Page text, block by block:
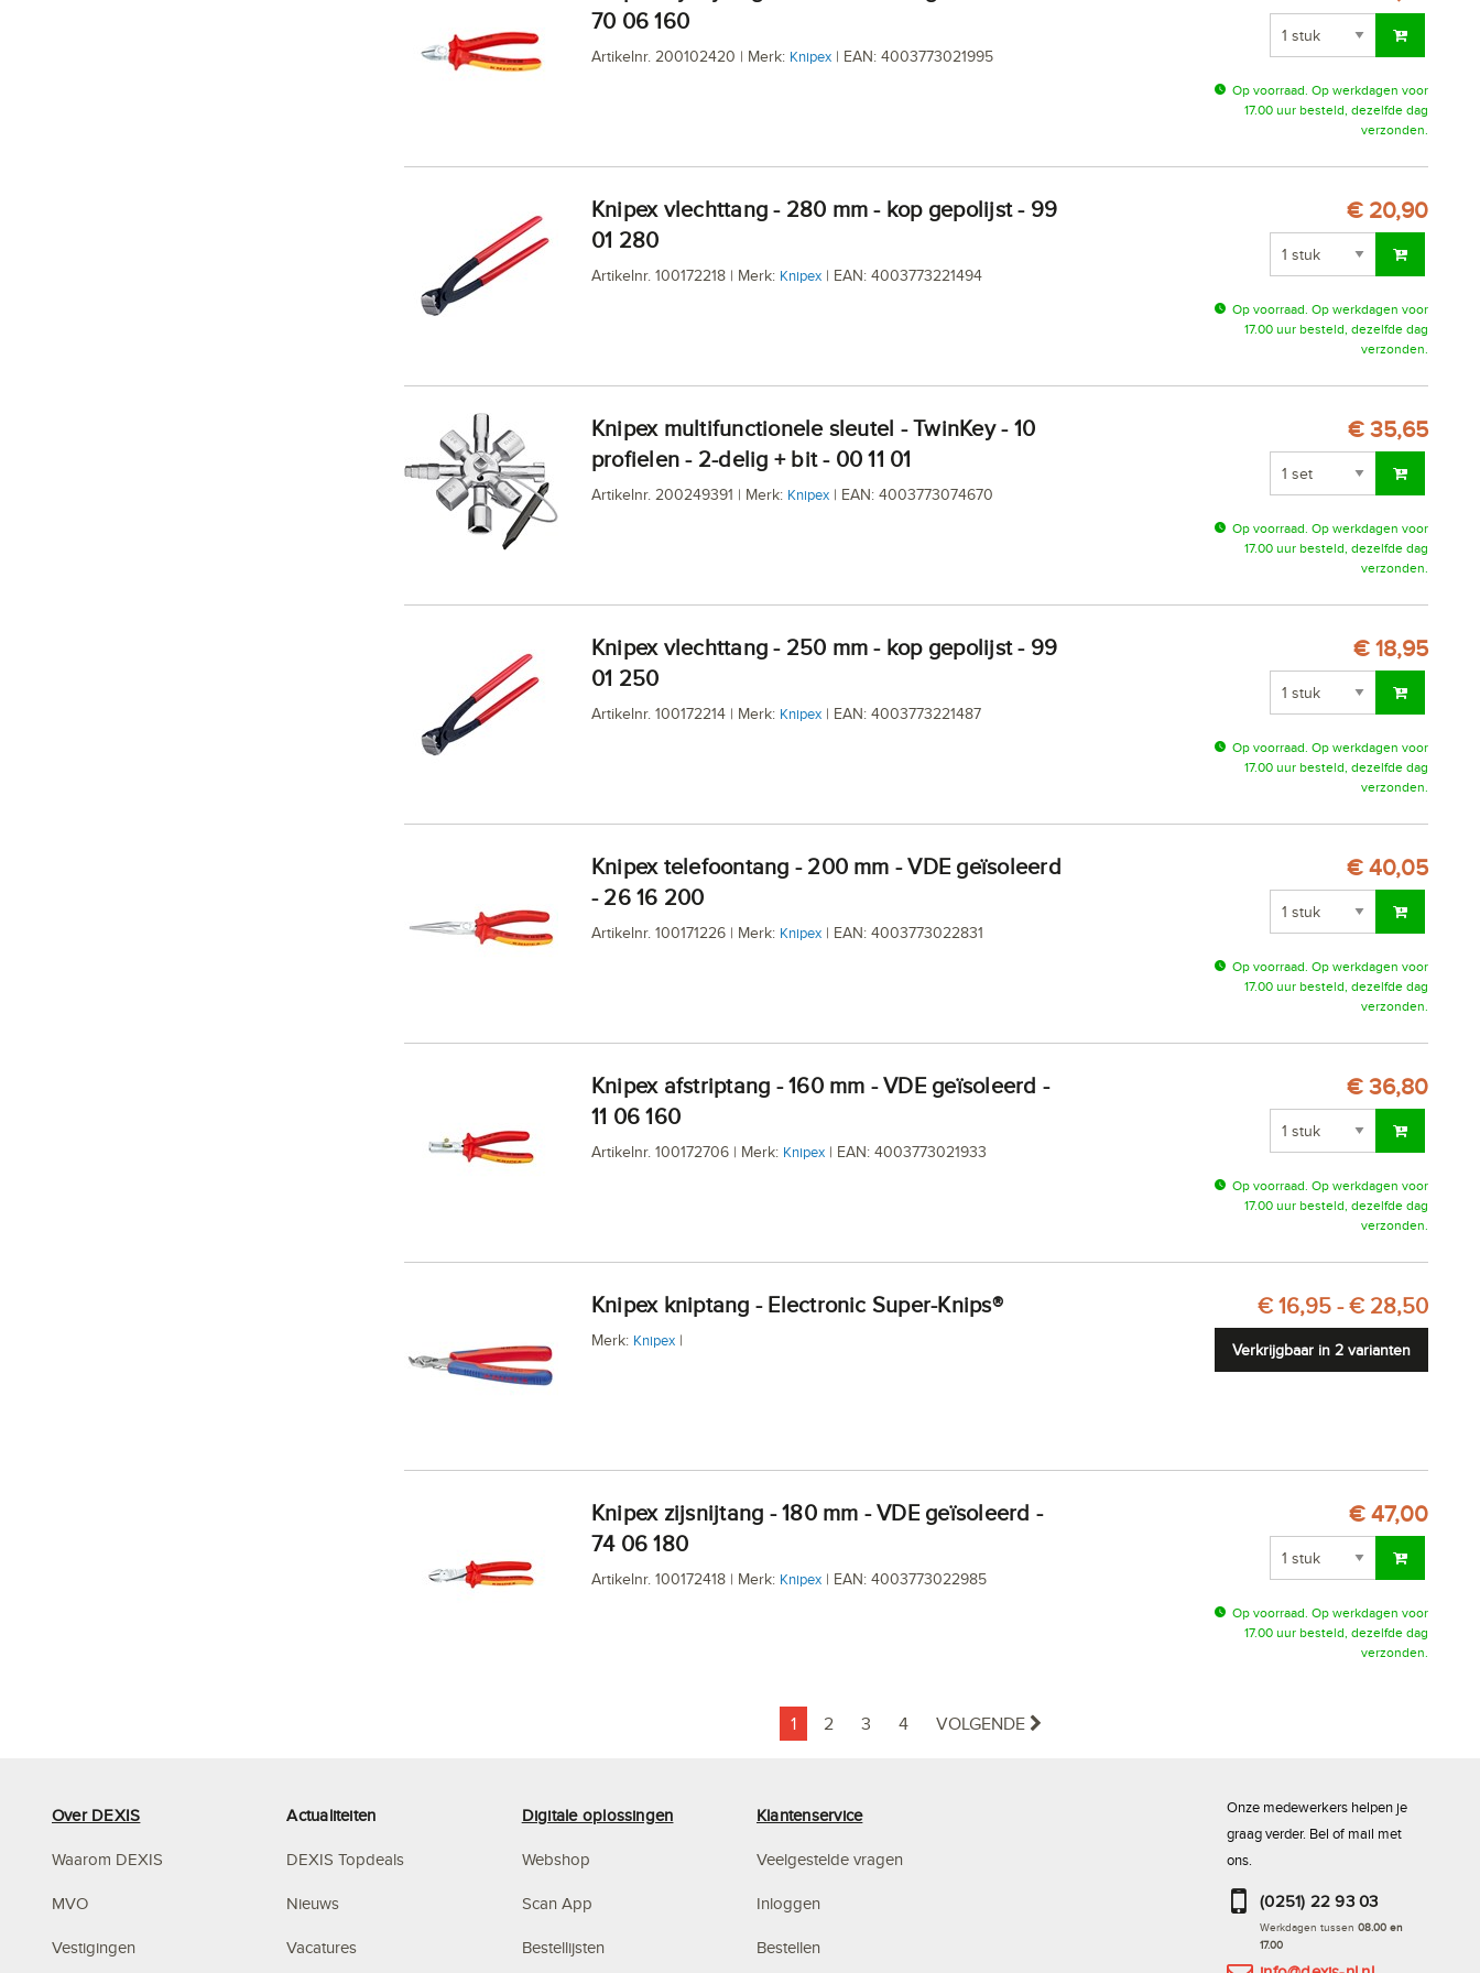
70 06 160
Artikelnr. 200102420 | Merk: Knipex| EAN: 4003773021995
Op voorraad. Op werkdagen voor
17.00 uur besteld, dezelfde dag
verzonden.
Knipex vlechttang - 280 mm - kop gepolijst - 99
01 280
Artikelnr. 100172218 | Merk: Knipex| EAN: 4003773221494
€ 20,90
Op voorraad. Op werkdagen voor
17.00 uur besteld, dezelfde dag
verzonden.
Knipex multifunctionele sleutel - TwinKey - 10
profielen - 2-delig + bit - 00 11 01
Artikelnr. 200249391 | Merk: Knipex| EAN: 4003773074670
€ 35,65
Op voorraad. Op werkdagen voor
17.00 uur besteld, dezelfde dag
verzonden.
Knipex vlechttang - 250 mm - kop gepolijst - 99
01 250
Artikelnr. 100172214 | Merk: Knipex| EAN: 4003773221487
€ 18,95
Op voorraad. Op werkdagen voor
17.00 uur besteld, dezelfde dag
verzonden.
Knipex telefoontang - 200 mm - VDE geïsoleerd
- 26 16 200
Artikelnr. 100171226 | Merk: Knipex| EAN: 4003773022831
€ 40,05
Op voorraad. Op werkdagen voor
17.00 uur besteld, dezelfde dag
verzonden.
Knipex afstriptang - 160 mm - VDE geïsoleerd -
11 06 160
Artikelnr. 100172706 | Merk: Knipex| EAN: 4003773021933
€ 36,80
Op voorraad. Op werkdagen voor
17.00 uur besteld, dezelfde dag
verzonden.
Knipex kniptang - Electronic Super-Knips®
Merk: Knipex|
€ 16,95 - € 28,50
Verkrijgbaar in 2 varianten
Knipex zijsnijtang - 180 mm - VDE geïsoleerd -
74 06 180
Artikelnr. 100172418 | Merk: Knipex| EAN: 4003773022985
€ 47,00
Op voorraad. Op werkdagen voor
17.00 uur besteld, dezelfde dag
verzonden.
1 2 3 4 VOLGENDE
Over DEXIS
Waarom DEXIS
MVO
Vestigingen
Actualiteiten
DEXIS Topdeals
Nieuws
Vacatures
Digitale oplossingen
Webshop
Scan App
Bestellijsten
Klantenservice
Veelgestelde vragen
Inloggen
Bestellen
Onze medewerkers helpen je
graag verder. Bel of mail met
ons.
(0251) 22 93 03
Werkdagen tussen 08.00 en
17.00